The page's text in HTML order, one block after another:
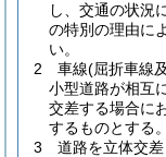
し、交通の状況
の特別の理由に
い。
2
車線(屈折車線
小型道路が相互
交差する場合に
するものとする。
3
道路を立体交